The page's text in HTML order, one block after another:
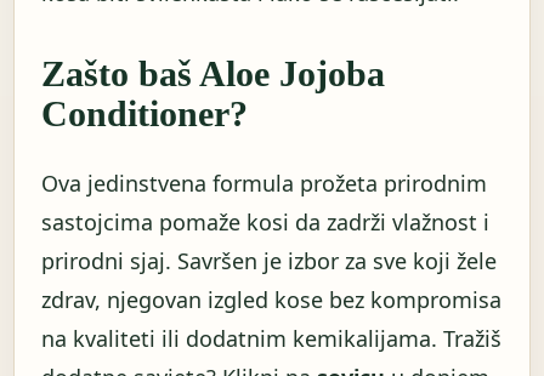
Zašto baš Aloe Jojoba
Conditioner?
Ova jedinstvena formula prožeta prirodnim
sastojcima pomaže kosi da zadrži vlažnost i
prirodni sjaj. Savršen je izbor za sve koji žele
zdrav, njegovan izgled kose bez kompromisa
na kvaliteti ili dodatnim kemikalijama. Tražiš